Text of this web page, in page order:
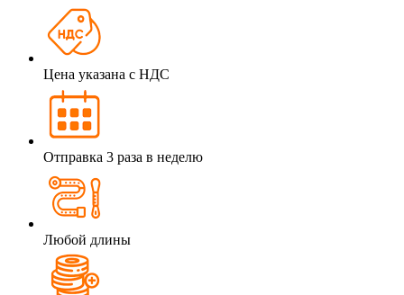
Цена указана с НДС
Отправка 3 раза в неделю
Любой длины